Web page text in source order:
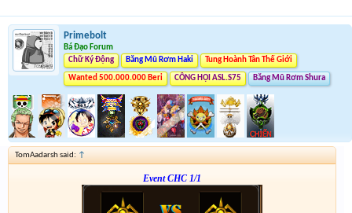
Primebolt
Bá Đạo Forum
Chữ Ký Động
Băng Mũ Rơm Haki Tung Hoành Tân Thế Giới
Wanted 500.000.000 Beri CÔNG HỘI ASL.S75 Băng Mũ Rơm Shura
TomAadarsh said: ↑
Event CHC 1/1